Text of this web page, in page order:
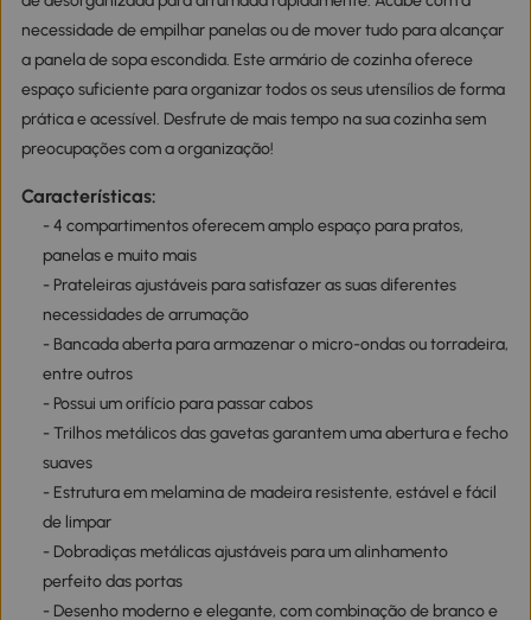
necessidade de empilhar panelas ou de mover tudo para alcançar
a panela de sopa escondida. Este armário de cozinha oferece
espaço suficiente para organizar todos os seus utensílios de forma
prática e acessível. Desfrute de mais tempo na sua cozinha sem
preocupações com a organização!
Características:
- 4 compartimentos oferecem amplo espaço para pratos,
panelas e muito mais
- Prateleiras ajustáveis para satisfazer as suas diferentes
necessidades de arrumação
- Bancada aberta para armazenar o micro-ondas ou torradeira,
entre outros
- Possui um orifício para passar cabos
- Trilhos metálicos das gavetas garantem uma abertura e fecho
suaves
- Estrutura em melamina de madeira resistente, estável e fácil
de limpar
- Dobradiças metálicas ajustáveis para um alinhamento
perfeito das portas
- Desenho moderno e elegante, com combinação de branco e